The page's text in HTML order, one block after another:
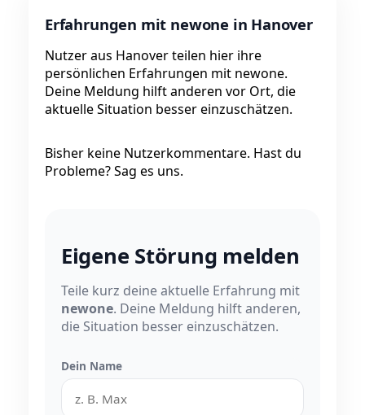
Erfahrungen mit newone in Hanover
Nutzer aus Hanover teilen hier ihre
persönlichen Erfahrungen mit newone.
Deine Meldung hilft anderen vor Ort, die
aktuelle Situation besser einzuschätzen.
Bisher keine Nutzerkommentare. Hast du
Probleme? Sag es uns.
Eigene Störung melden
Teile kurz deine aktuelle Erfahrung mit
newone. Deine Meldung hilft anderen,
die Situation besser einzuschätzen.
Dein Name